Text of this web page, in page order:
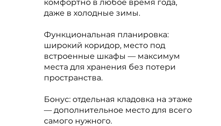
комфортно в любое время года,
даже в холодные зимы.
Функциональная планировка:
широкий коридор, место под
встроенные шкафы — максимум
места для хранения без потери
пространства.
Бонус: отдельная кладовка на этаже
— дополнительное место для всего
самого нужного.